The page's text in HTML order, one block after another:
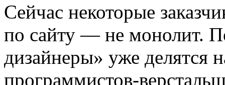
Сейчас некоторые
по сайту — не монолит.
дизайнеры» уже делятся
программистов-